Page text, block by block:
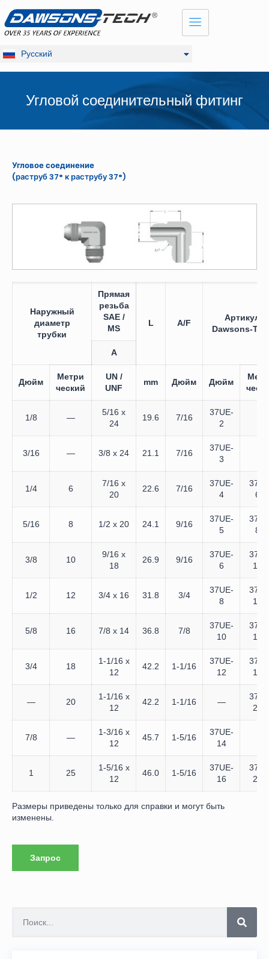
Русский
English
Français
Deutsch
Угловой соединительный фитинг
Угловое соединение
(раструб 37° к раструбу 37°)
Наружный
диаметр
трубки
Прямая
резьба
SAE /
MS
L A/F
Артикул
Dawsons-
A
Дюйм
Метри
ческий
UN /
UNF
mm Дюйм Дюйм
1/8 —
5/16 x
24
19.6 7/16
37UE-
2
3/16 — 3/8 x 24 21.1 7/16
37UE-
3
1/4 6
7/16 x
20
22.6 7/16
37UE-
4
6M
5/16 8 1/2 x 20 24.1 9/16
37UE-
5
8M
3/8 10
9/16 x
18
26.9 9/16
37UE-
6
10M
1/2 12 3/4 x 16 31.8 3/4
37UE-
8
12M
5/8 16 7/8 x 14 36.8 7/8
37UE-
10
16M
3/4 18
1-1/16 x
12
42.2 1-1/16
37UE-
12
18M
— 20
1-1/16 x
12
42.2 1-1/16 —
20M
7/8 —
1-3/16 x
12
45.7 1-5/16
37UE-
14
1 25
1-5/16 x
12
46.0 1-5/16
37UE-
16
25M
Размеры приведены только для справки и могут быть
изменены.
Запрос